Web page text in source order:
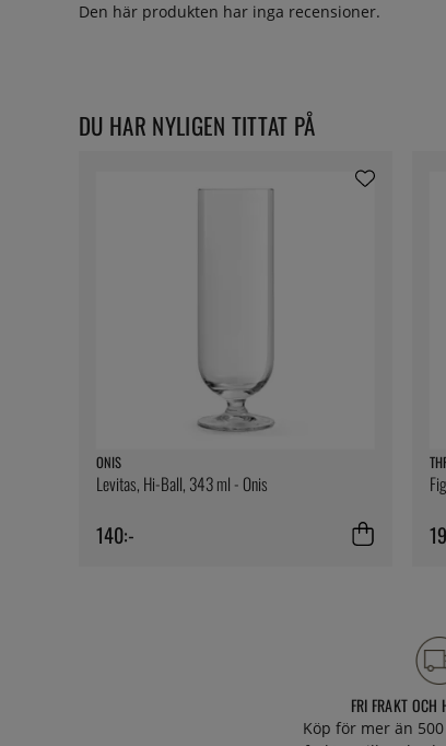
Den här produkten har inga recensioner.
DU HAR NYLIGEN TITTAT PÅ
ONIS
Levitas, Hi-Ball, 343 ml - Onis
140:-
FRI FRAKT OCH
Köp för mer än